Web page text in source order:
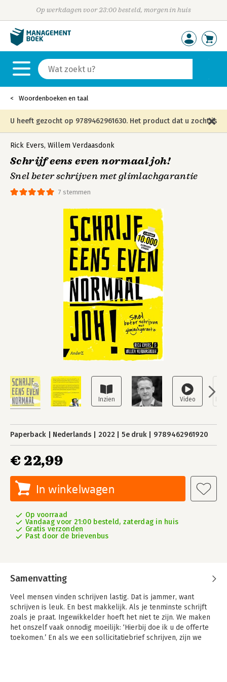
Op werkdagen voor 23:00 besteld, morgen in huis
Woordenboeken en taal
U heeft gezocht op 9789462961630. Het product dat u zocht is
niet meer in die editie leverbaar en is vervangen door de
onderstaande editie.
7 stemmen
Rick Evers, Willem Verdaasdonk
Schrijf eens even normaal joh!
Snel beter schrijven met glimlachgarantie
Paperback Nederlands 2022 5e druk 9789462961920
€ 22,99
In winkelwagen
Op voorraad
Vandaag voor 21:00 besteld, zaterdag in huis
Gratis verzonden
Past door de brievenbus
Samenvatting
Veel mensen vinden schrijven lastig. Dat is jammer, want
schrijven is leuk. En best makkelijk. Als je tenminste schrijft
zoals je praat. Ingewikkelder hoeft het niet te zijn. We maken
het onszelf vaak onnodig moeilijk: ‘Hierbij doe ik u de offerte
toekomen.’ En als we een sollicitatiebrief schrijven, zijn we